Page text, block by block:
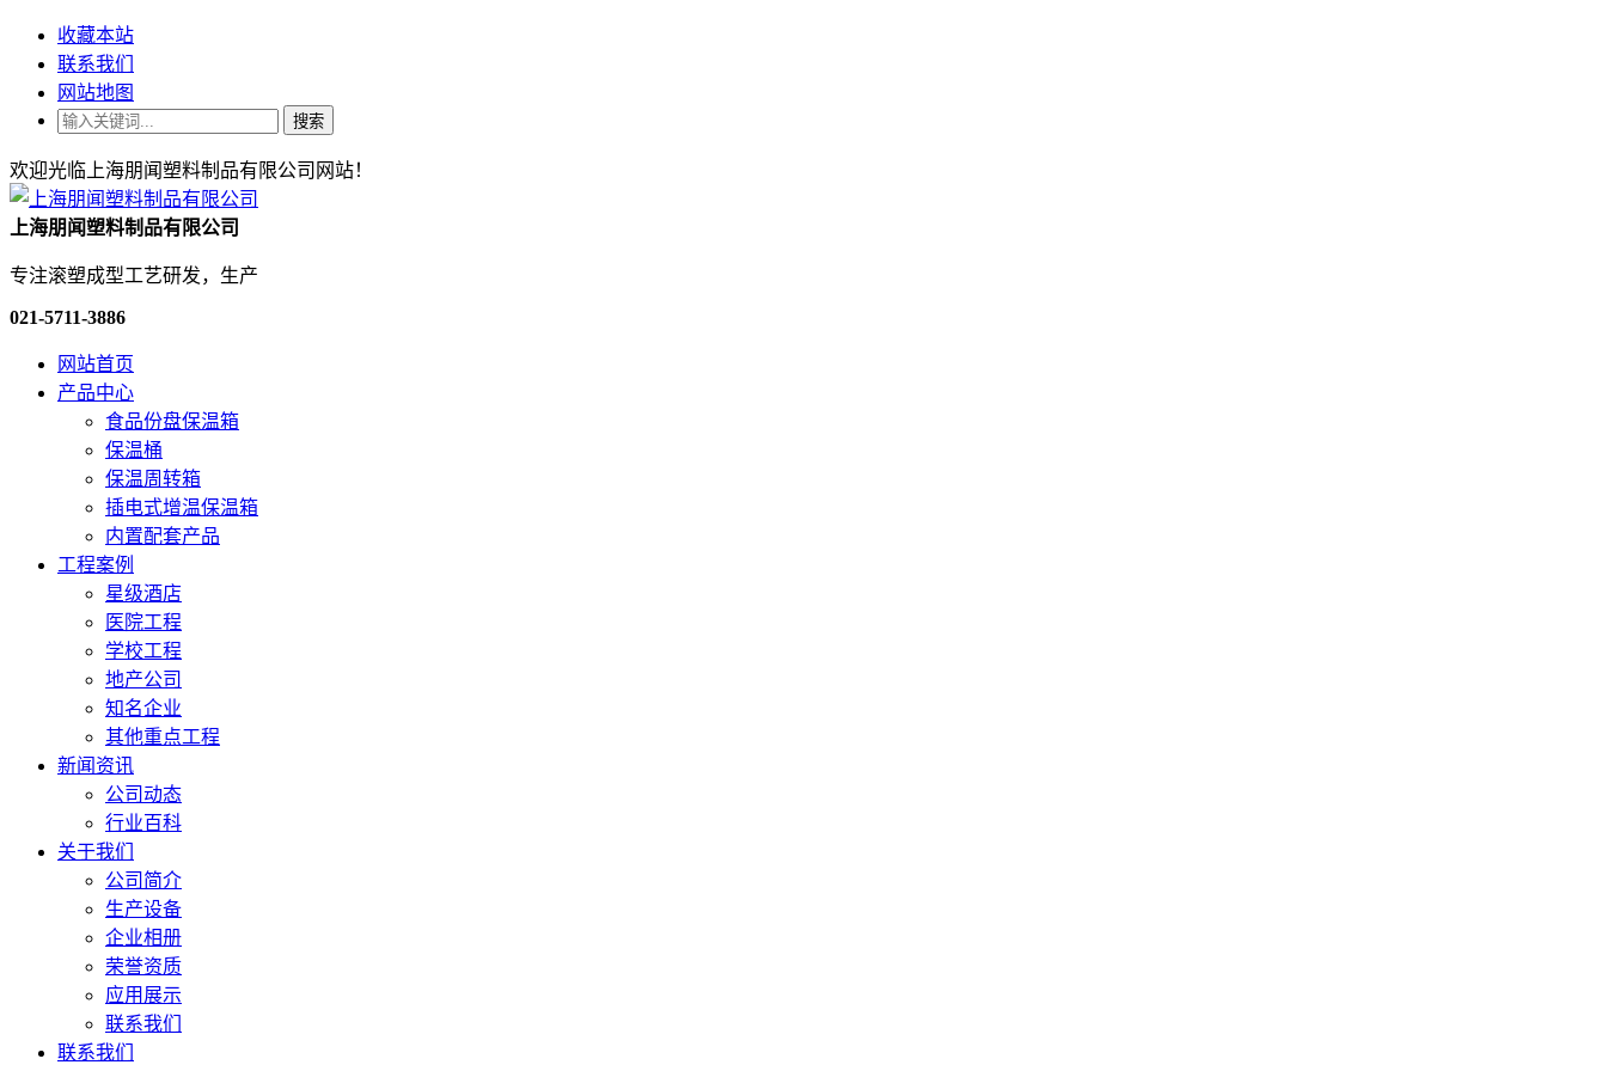
收藏本站
联系我们
网站地图
搜索
欢迎光临上海朋闻塑料制品有限公司网站！
上海朋闻塑料制品有限公司
专注滚塑成型工艺研发，生产
021-5711-3886
网站首页
产品中心
食品份盘保温箱
保温桶
保温周转箱
插电式增温保温箱
内置配套产品
工程案例
星级酒店
医院工程
学校工程
地产公司
知名企业
其他重点工程
新闻资讯
公司动态
行业百科
关于我们
公司简介
生产设备
企业相册
荣誉资质
应用展示
联系我们
联系我们